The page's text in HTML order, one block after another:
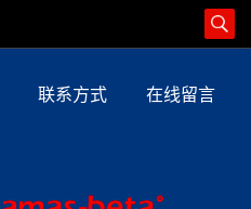
联系方式 在线留言